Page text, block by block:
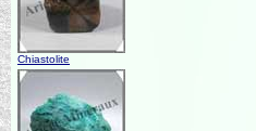
Chiastolite